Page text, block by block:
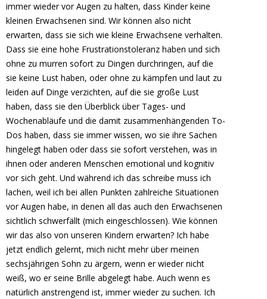
immer wieder vor Augen zu halten, dass Kinder keine
kleinen Erwachsenen sind. Wir können also nicht
erwarten, dass sie sich wie kleine Erwachsene verhalten.
Dass sie eine hohe Frustrationstoleranz haben und sich
ohne zu murren sofort zu Dingen durchringen, auf die
sie keine Lust haben, oder ohne zu kämpfen und laut zu
leiden auf Dinge verzichten, auf die sie große Lust
haben, dass sie den Überblick über Tages- und
Wochenabläufe und die damit zusammenhängenden To-
Dos haben, dass sie immer wissen, wo sie ihre Sachen
hingelegt haben oder dass sie sofort verstehen, was in
ihnen oder anderen Menschen emotional und kognitiv
vor sich geht. Und während ich das schreibe muss ich
lachen, weil ich bei allen Punkten zahlreiche Situationen
vor Augen habe, in denen all das auch den Erwachsenen
sichtlich schwerfällt (mich eingeschlossen). Wie können
wir das also von unseren Kindern erwarten? Ich habe
jetzt endlich gelernt, mich nicht mehr über meinen
sechsjährigen Sohn zu ärgern, wenn er wieder nicht
weiß, wo er seine Brille abgelegt habe. Auch wenn es
natürlich anstrengend ist, immer wieder zu suchen. Ich